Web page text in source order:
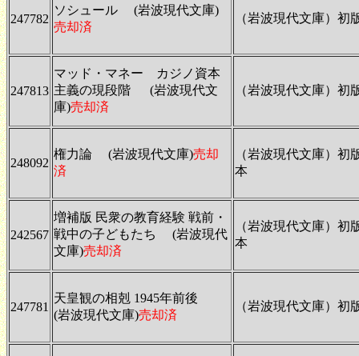
247782
ソシュール (岩波現代文庫)
売却済
（岩波現代文庫）初
247813
マッド・マネー カジノ資本
主義の現段階 (岩波現代文
庫)売却済
（岩波現代文庫）初
248092
権力論 (岩波現代文庫)売却
済
（岩波現代文庫）初
本
242567
増補版 民衆の教育経験 戦前・
戦中の子どもたち (岩波現代
文庫)売却済
（岩波現代文庫）初
本
247781
天皇観の相剋 1945年前後
(岩波現代文庫)売却済
（岩波現代文庫）初